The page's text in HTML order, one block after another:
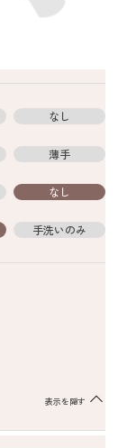
なし
薄手
なし
手洗いのみ
表示を隠す